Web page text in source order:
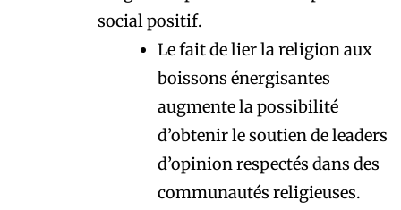
social positif.
Le fait de lier la religion aux
boissons énergisantes
augmente la possibilité
d’obtenir le soutien de leaders
d’opinion respectés dans des
communautés religieuses.